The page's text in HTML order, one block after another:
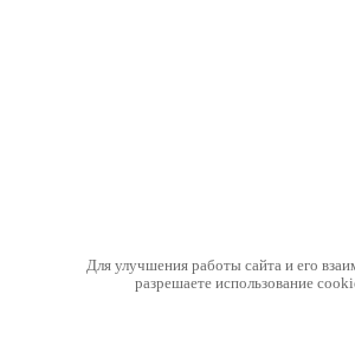
Для улучшения работы сайта и его
разрешаете использование